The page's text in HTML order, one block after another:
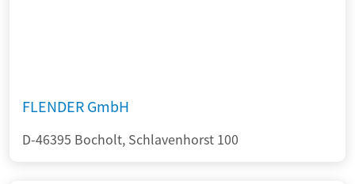
FLENDER GmbH
D-46395 Bocholt, Schlavenhorst 100